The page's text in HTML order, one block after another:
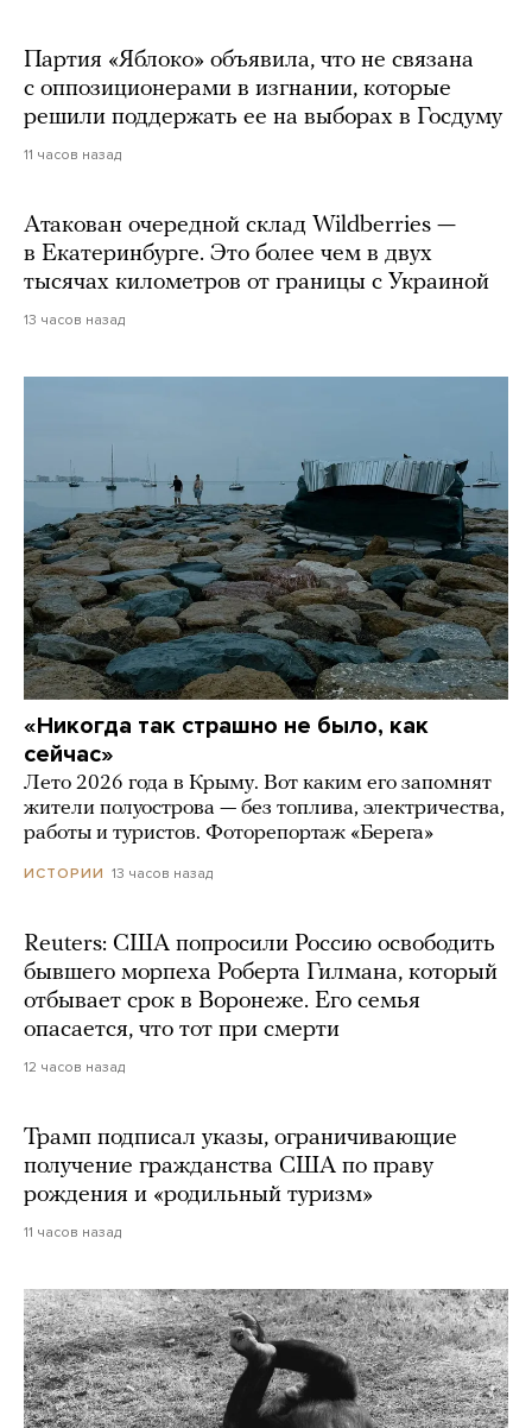
Партия «Яблоко» объявила, что не связана
с оппозиционерами в изгнании, которые
решили поддержать ее на выборах в Госдуму
11 часов назад
Атакован очередной склад Wildberries —
в Екатеринбурге. Это более чем в двух
тысячах километров от границы с Украиной
13 часов назад
«Никогда так страшно не было, как
сейчас»
Лето 2026 года в Крыму. Вот каким его запомнят
жители полуострова — без топлива, электричества,
работы и туристов. Фоторепортаж «Берега»
ИСТОРИИ 13 часов назад
Reuters: США попросили Россию освободить
бывшего морпеха Роберта Гилмана, который
отбывает срок в Воронеже. Его семья
опасается, что тот при смерти
12 часов назад
Трамп подписал указы, ограничивающие
получение гражданства США по праву
рождения и «родильный туризм»
11 часов назад